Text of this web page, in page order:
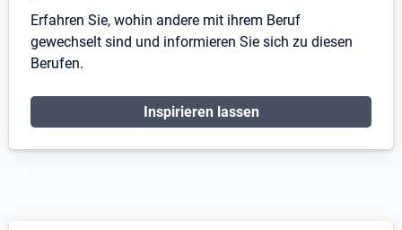
Erfahren Sie, wohin andere mit ihrem Beruf
gewechselt sind und informieren Sie sich zu diesen
Berufen.
Inspirieren lassen